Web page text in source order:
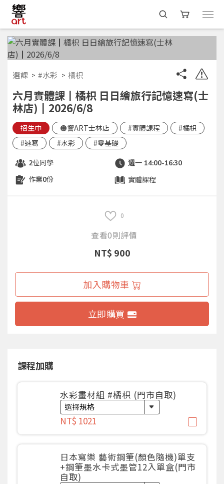
選課 #水彩 橘枳
六月實體課┃橘枳 日日繪旅行記憶速寫(士
林店)┃2026/6/8
招生中 🟠響ART士林店 #實體課程
#橘枳
#速寫
#水彩 #零基礎
2位同學 週一 14:00-16:30
作業0份 實體課程
0
查看0則評價
NT$ 900
加入購物車
立即購買
課程加購
水彩畫材組 #橘枳 (門市自取)
NT$ 1021
日本寫樂 藝術鋼筆(顏色隨機)單支
+鋼筆墨水卡式墨管12入單盒(門市
自取)